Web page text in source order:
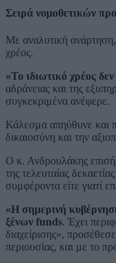
Σειρά νομοθετικών
Με αναλυτική
χρέος.
«Το ιδιωτικό χρέος
αδράνειας και της
συγκεκριμένα ανέφερε.
Κάλεσμα απηύθυνε και
δικαιοσύνη και την
Ο κ. Ανδρουλάκης
της τελευταίας
συμφέροντα είτε γιατί
«Η σημερινή
ξένων funds. Έχει
διαχείρισης»,
περιουσίας, και με το